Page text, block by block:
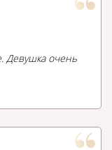
Девушка очень